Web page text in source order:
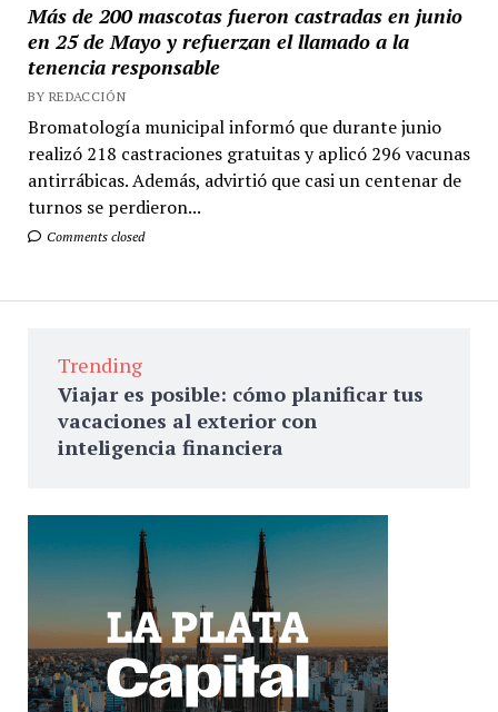
Más de 200 mascotas fueron castradas en junio
en 25 de Mayo y refuerzan el llamado a la
tenencia responsable
BY REDACCIÓN
Bromatología municipal informó que durante junio
realizó 218 castraciones gratuitas y aplicó 296 vacunas
antirrábicas. Además, advirtió que casi un centenar de
turnos se perdieron...
Comments closed
Trending
Viajar es posible: cómo planificar tus
vacaciones al exterior con
inteligencia financiera